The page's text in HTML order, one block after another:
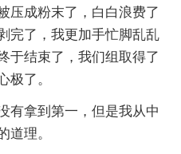
压成粉末了，白白浪费了
完了，我更加手忙脚乱乱
于结束了，我们组取得了
极了。
有拿到第一，但是我从中
道理。